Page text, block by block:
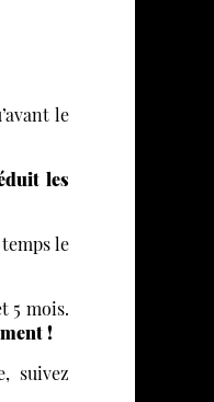
le
les
le
5 mois.
!
suivez